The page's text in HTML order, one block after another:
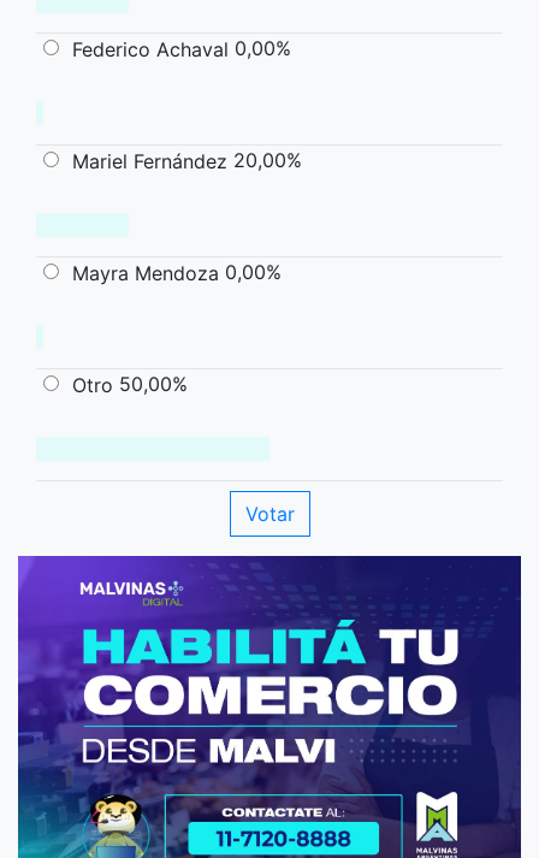
Federico Achaval 0,00%
Mariel Fernández 20,00%
Mayra Mendoza 0,00%
Otro 50,00%